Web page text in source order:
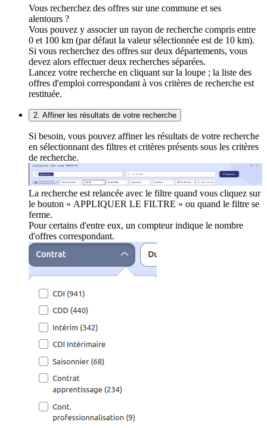
Vous recherchez des offres sur une commune et ses
alentours ?
Vous pouvez y associer un rayon de recherche compris entre
0 et 100 km (par défaut la valeur sélectionnée est de 10 km).
Si vous recherchez des offres sur deux départements, vous
devez alors effectuer deux recherches séparées.
Lancez votre recherche en cliquant sur la loupe ; la liste des
offres d'emploi correspondant à vos critères de recherche est
restituée.
2. Affiner les résultats de votre recherche
Si besoin, vous pouvez affiner les résultats de votre recherche
en sélectionnant des filtres et critères présents sous les critères
de recherche.
La recherche est relancée avec le filtre quand vous cliquez sur
le bouton « APPLIQUER LE FILTRE » ou quand le filtre se
ferme.
Pour certains d'entre eux, un compteur indique le nombre
d'offres correspondant.